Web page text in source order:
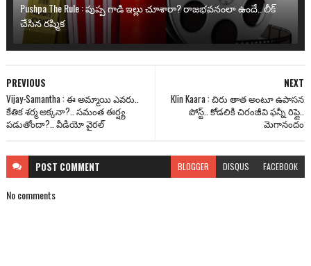
Pushpa The Rule : పుష్ప గాడి ఇల్లు చూశారా? రాజభవనంలా ఉందే.. లీక్
చేసిన రష్మిక
NEXT
Klin Kaara : చిరు తాత అంటూ ఉపాసన
పోస్ట్.. కోడలికి చిరంజీవి ఫన్నీ రిప్లై..
మెగానందం
PREVIOUS
Vijay-Samantha : ఈ అమ్మాయి ఎవరు..
కేతిక శర్మ అక్కనా?.. సమంత ఈర్ష్య
పడుతోందా?.. వీడియో వైరల్
POST COMMENT BLOGGER DISQUS FACEBOOK
No comments